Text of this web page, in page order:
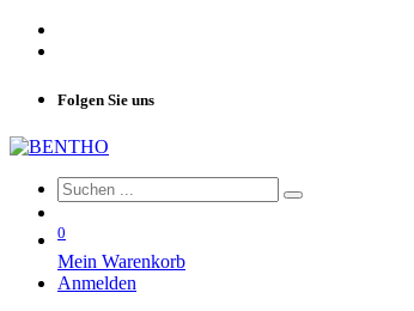
Folgen Sie uns
0
Mein Warenkorb
Anmelden